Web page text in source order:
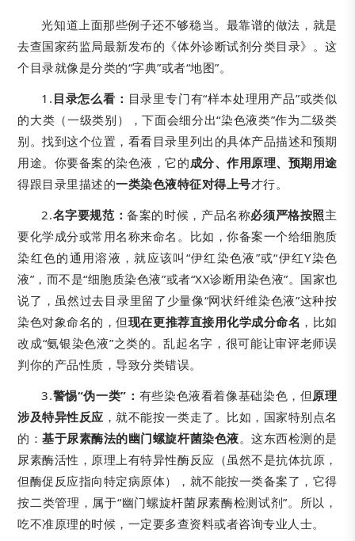
光知道上面那些例子还不够稳当。最靠谱的做法，就是
去查国家药监局最新发布的《体外诊断试剂分类目录》。这
个目录就像是分类的“字典”或者“地图”。
1. 目录怎么看： 目录里专门有“样本处理用产品”或类似
的大类（一级类别），下面会细分出“染色液类”作为二级类
别。找到这个位置，看看目录里列出的具体产品描述和预期
用途。你要备案的染色液，它的成分、作用原理、预期用途
得跟目录里描述的一类染色液特征对得上号才行。
2.名字要规范：备案的时候，产品名称必须严格按照主
要化学成分或常用名称来命名。比如，你备案一个给细胞质
染红色的通用溶液，就应该叫“伊红染色液”或“伊红Y染色
液”，而不是“细胞质染色液”或者“XX诊断用染色液”。国家也
说了，虽然过去目录里留了少量像“网状纤维染色液”这种按
染色对象命名的，但现在更推荐直接用化学成分命名 ，比如
改成“氨银染色液”之类的。乱起名字，很可能让审评老师误
判你的产品性质，导致分类错误。
3.警惕“伪一类”： 有些染色液看着像基础染色，但 原理
涉及特异性反应 ，就不能按一类走了。比如，国家特别点名
的：基于尿素酶法的幽门螺旋杆菌染色液。这东西检测的是
尿素酶活性，原理上有特异性酶反应（虽然不是抗体抗原，
但酶促反应指向特定病原体），就不能按一类备案了，它得
按二类管理，属于“幽门螺旋杆菌尿素酶检测试剂”。所以，
吃不准原理的时候，一定要多查资料或者咨询专业人士。